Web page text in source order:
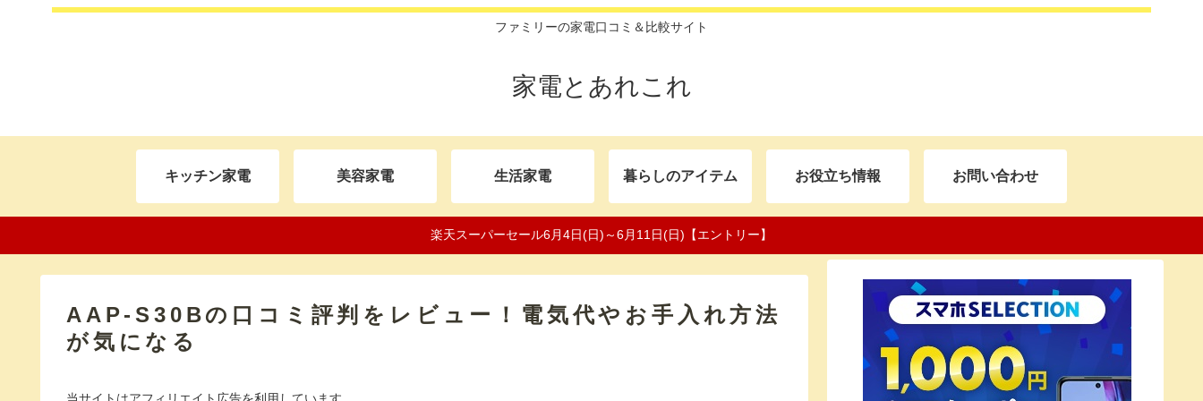
ファミリーの家電口コミ＆比較サイト
家電とあれこれ
キッチン家電 美容家電 生活家電 暮らしのアイテム お役立ち情報 お問い合わせ
楽天スーパーセール6月4日(日)～6月11日(日)【エントリー】
AAP-S30Bの口コミ評判をレビュー！電気代やお手入れ方法
が気になる